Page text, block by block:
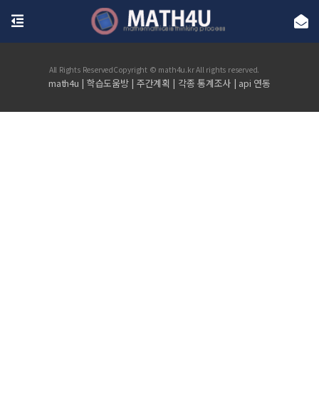
All Rights ReservedCopyright © math4u.kr All rights reserved.
math4u | 학습도움방| 주간계획 | 각종 통계조사 | api 연동